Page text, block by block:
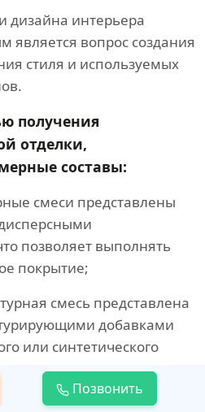
дизайна интерьера
является вопрос создания
стиля и используемых
получения
отделки,
составы:
смеси представлены
позволяет выполнять
покрытие;
смесь представлена
добавками
или синтетического
смесь
Позвонить